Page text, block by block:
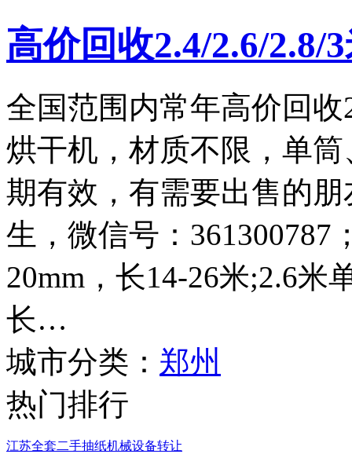
高价回收2.4/2.6/2.8/
全国范围内常年高价回收
烘干机，材质不限，单
期有效，有需要出售的朋
生，微信号：361300787
20mm，长14-26米;2.6米
长…
城市分类： 郑州
热门排行
江苏全套二手抽纸机械设备转让